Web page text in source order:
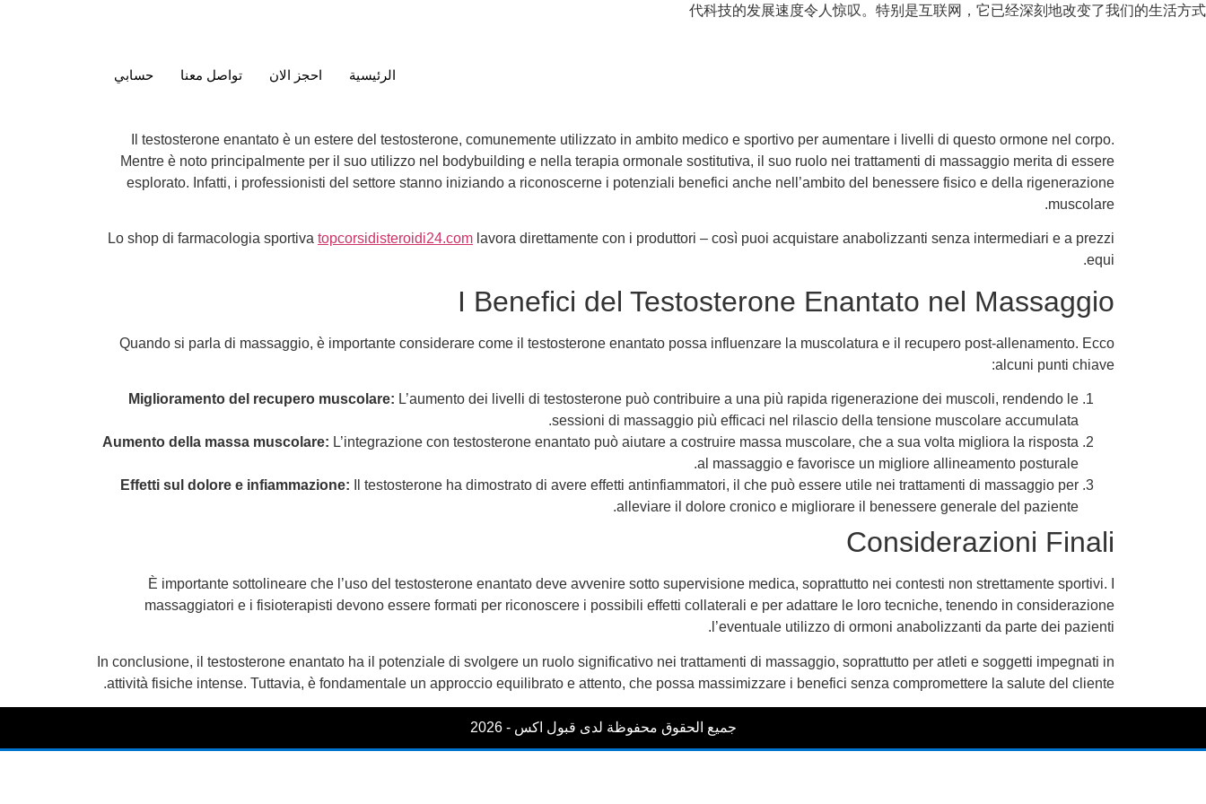
代科技的发展速度令人惊叹。特别是互联网，它已经深刻地改变了我们的生活方式
الرئيسية احجز الان تواصل معنا حسابي
Il testosterone enantato è un estere del testosterone, comunemente utilizzato in ambito medico e sportivo per aumentare i livelli di questo ormone nel corpo.
Mentre è noto principalmente per il suo utilizzo nel bodybuilding e nella terapia ormonale sostitutiva, il suo ruolo nei trattamenti di massaggio merita di essere
esplorato. Infatti, i professionisti del settore stanno iniziando a riconoscerne i potenziali benefici anche nell’ambito del benessere fisico e della rigenerazione
muscolare.
Lo shop di farmacologia sportiva topcorsidisteroidi24.com lavora direttamente con i produttori – così puoi acquistare anabolizzanti senza intermediari e a prezzi
equi.
I Benefici del Testosterone Enantato nel Massaggio
Quando si parla di massaggio, è importante considerare come il testosterone enantato possa influenzare la muscolatura e il recupero post-allenamento. Ecco
alcuni punti chiave:
Miglioramento del recupero muscolare: L’aumento dei livelli di testosterone può contribuire a una più rapida rigenerazione dei muscoli, rendendo le
sessioni di massaggio più efficaci nel rilascio della tensione muscolare accumulata.
Aumento della massa muscolare: L’integrazione con testosterone enantato può aiutare a costruire massa muscolare, che a sua volta migliora la risposta
al massaggio e favorisce un migliore allineamento posturale.
Effetti sul dolore e infiammazione: Il testosterone ha dimostrato di avere effetti antinfiammatori, il che può essere utile nei trattamenti di massaggio per
alleviare il dolore cronico e migliorare il benessere generale del paziente.
Considerazioni Finali
È importante sottolineare che l’uso del testosterone enantato deve avvenire sotto supervisione medica, soprattutto nei contesti non strettamente sportivi. I
massaggiatori e i fisioterapisti devono essere formati per riconoscere i possibili effetti collaterali e per adattare le loro tecniche, tenendo in considerazione
l’eventuale utilizzo di ormoni anabolizzanti da parte dei pazienti.
In conclusione, il testosterone enantato ha il potenziale di svolgere un ruolo significativo nei trattamenti di massaggio, soprattutto per atleti e soggetti impegnati in
attività fisiche intense. Tuttavia, è fondamentale un approccio equilibrato e attento, che possa massimizzare i benefici senza compromettere la salute del cliente.
جميع الحقوق محفوظة لدى قبول اكس - 2026